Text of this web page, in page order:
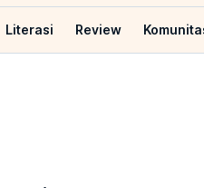
Literasi Review